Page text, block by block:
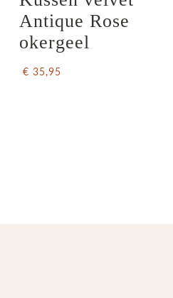
Antique Rose
okergeel
€ 35,95